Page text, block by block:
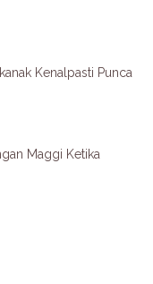
Kenalpasti Punca
Maggi Ketika